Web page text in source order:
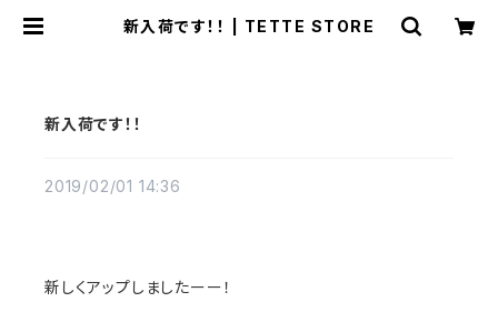
新入荷です！！ | TETTE STORE
新入荷です！！
2019/02/01 14:36
新しくアップしましたーー！